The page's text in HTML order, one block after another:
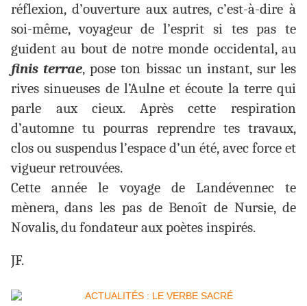
réflexion, d’ouverture aux autres, c’est-à-dire à
soi-même, voyageur de l’esprit si tes pas te
guident au bout de notre monde occidental, au
finis terrae, pose ton bissac un instant, sur les
rives sinueuses de l’Aulne et écoute la terre qui
parle aux cieux. Après cette respiration
d’automne tu pourras reprendre tes travaux,
clos ou suspendus l’espace d’un été, avec force et
vigueur retrouvées.
Cette année le voyage de Landévennec te
mènera, dans les pas de Benoît de Nursie, de
Novalis, du fondateur aux poètes inspirés.
JF.